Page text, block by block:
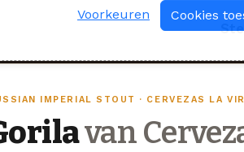
IMPERIAL STOUT · CERVEZAS LA
van
Voorkeuren Cookies